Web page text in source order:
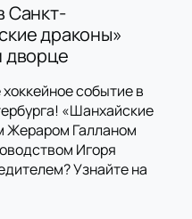
Санкт-
драконы»
дворце
событие в
«Шанхайские
Жераром Галланом
Игоря
Узнайте на